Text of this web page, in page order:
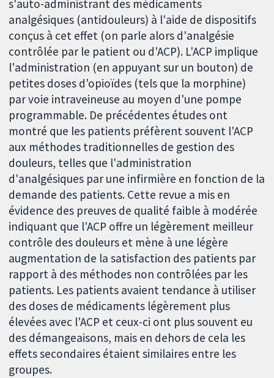
s'auto-administrant des médicaments
analgésiques (antidouleurs) à l'aide de dispositifs
conçus à cet effet (on parle alors d'analgésie
contrôlée par le patient ou d'ACP). L'ACP implique
l'administration (en appuyant sur un bouton) de
petites doses d'opioïdes (tels que la morphine)
par voie intraveineuse au moyen d'une pompe
programmable. De précédentes études ont
montré que les patients préfèrent souvent l'ACP
aux méthodes traditionnelles de gestion des
douleurs, telles que l'administration
d'analgésiques par une infirmière en fonction de la
demande des patients. Cette revue a mis en
évidence des preuves de qualité faible à modérée
indiquant que l'ACP offre un légèrement meilleur
contrôle des douleurs et mène à une légère
augmentation de la satisfaction des patients par
rapport à des méthodes non contrôlées par les
patients. Les patients avaient tendance à utiliser
des doses de médicaments légèrement plus
élevées avec l'ACP et ceux-ci ont plus souvent eu
des démangeaisons, mais en dehors de cela les
effets secondaires étaient similaires entre les
groupes.